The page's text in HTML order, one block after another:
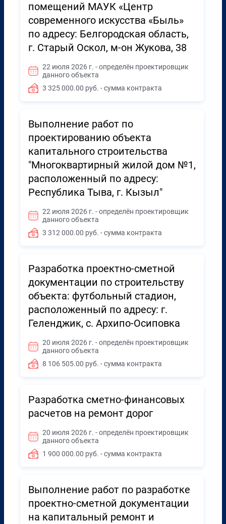
помещений МАУК «Центp
современного искусства «Быль»
по адресу: Белгородская область,
г. Старый Оскол, м-он Жукова, 38
22 июля 2026 г. - определён проектировщик
данного объекта
3 325 000.00 руб. - сумма контракта
Выполнение работ по
проектированию объекта
капитального строительства
"Многоквартирный жилой дом №1,
расположенный по адресу:
Республика Тыва, г. Кызыл"
22 июля 2026 г. - определён проектировщик
данного объекта
3 312 000.00 руб. - сумма контракта
Разработка проектно-сметной
документации по строительству
объекта: футбольный стадион,
расположенный по адресу: г.
Геленджик, с. Архипо-Осиповка
20 июля 2026 г. - определён проектировщик
данного объекта
8 106 505.00 руб. - сумма контракта
Разработка сметно-финансовых
расчетов на ремонт дорог
20 июля 2026 г. - определён проектировщик
данного объекта
1 900 000.00 руб. - сумма контракта
Выполнение работ по разработке
проектно-сметной документации
на капитальный ремонт и